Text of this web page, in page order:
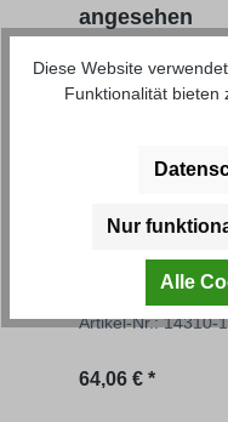
angesehen
Artikel-Nr.: 14310-
Regulärer Preis:
64,06 € *
Diese Website
Funktionalität bieten
Nur
Alle